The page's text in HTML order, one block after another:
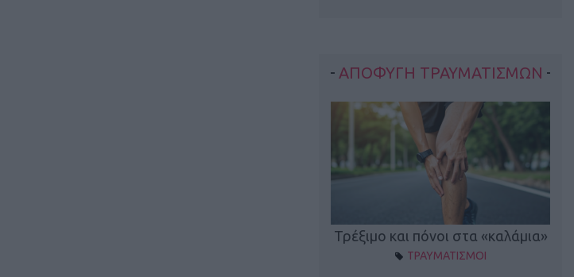
ΑΠΟΦΥΓΗ ΤΡΑΥΜΑΤΙΣΜΩΝ
Τρέξιμο και πόνοι στα «καλάμια»
ΤΡΑΥΜΑΤΙΣΜΟΙ